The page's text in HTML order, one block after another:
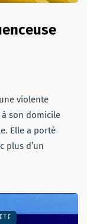
violente
son domicile
Elle a porté
plus d’un